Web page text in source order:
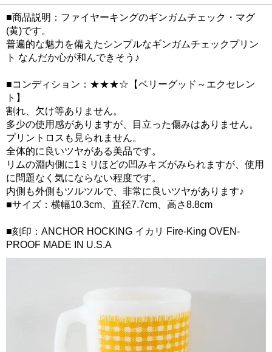
■商品説明：ファイヤーキングのギンガムチェック・マグ
(黄)です。
普遍的な魅力を備えたシンプルなギンガムチェックプリン
ト なんだか心が和んできそう♪
■コンディション：★★★☆【ベリーグッド～エクセレン
ト】
割れ、欠け等ありません。
多少の使用感がありますが、目立った傷みはありません。
プリントロスも見られません。
全体的に良いツヤがある美品です。
リムの淵内側に1ミリほどの凹みキズがみられますが、使用
に問題なく気にならない程度です。
内側も外側もツルツルで、非常に良いツヤがあります♪
■サイズ：横幅10.3cm、直径7.7cm、高さ8.8cm
■刻印：ANCHOR HOCKING イカリ Fire-King OVEN-
PROOF MADE IN U.S.A